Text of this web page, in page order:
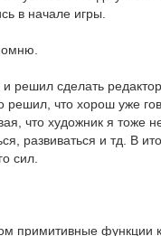
в начале игры.
решил сделать
решил, что хорош уже
что художник я тоже
развиваться и тд. В
сил.
примитивные функции